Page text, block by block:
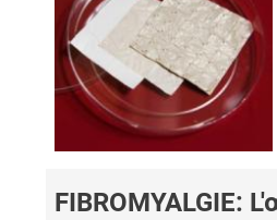
FIBROMYALGIE: